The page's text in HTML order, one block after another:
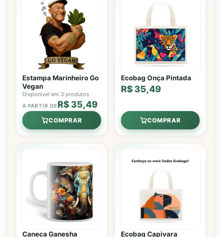
Estampa Marinheiro Go
Vegan
Disponível em 3 produtos
A PARTIR DER$ 35,49
COMPRAR
Ecobag Onça Pintada
R$ 35,49
COMPRAR
Caneca Ganesha Ecobag Capivara